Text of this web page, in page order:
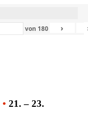
von 180 ›
• 21. – 23.